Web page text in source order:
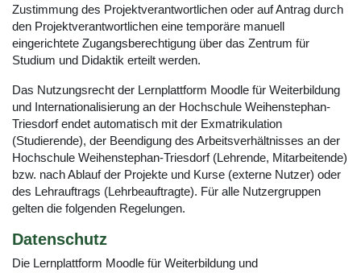
Zustimmung des Projektverantwortlichen oder auf Antrag durch
den Projektverantwortlichen eine temporäre manuell
eingerichtete Zugangsberechtigung über das Zentrum für
Studium und Didaktik erteilt werden.
Das Nutzungsrecht der Lernplattform Moodle für Weiterbildung
und Internationalisierung an der Hochschule Weihenstephan-
Triesdorf endet automatisch mit der Exmatrikulation
(Studierende), der Beendigung des Arbeitsverhältnisses an der
Hochschule Weihenstephan-Triesdorf (Lehrende, Mitarbeitende)
bzw. nach Ablauf der Projekte und Kurse (externe Nutzer) oder
des Lehrauftrags (Lehrbeauftragte). Für alle Nutzergruppen
gelten die folgenden Regelungen.
Datenschutz
Die Lernplattform Moodle für Weiterbildung und